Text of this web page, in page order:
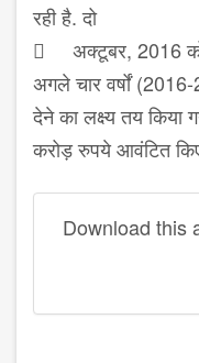
रही है. दो
 अक्टूबर, 2016
अगले चार वर्षों
देने का लक्ष्य तय किया
करोड़ रुपये आवंटित
Download this